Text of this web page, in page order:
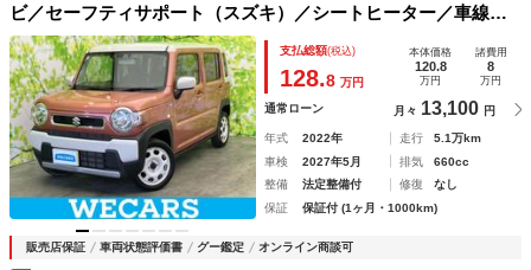
ビ／セーフティサポート（スズキ）／シートヒーター／車線逸
脱防止支援システム／Ｂｌｕｅｔｏｏｔｈ接続／ＥＢＤ付ＡＢ
Ｓ／横滑り防止装置／アイドリングストップ／バックモニター
支払総額(税込)
128.8 万円
本体価格
120.8
万円
諸費用
8
万円
通常ローン 月々 13,100 円
年式 2022年 走行
5.1万km
車検
2027年5月 排気
660cc
整備
法定整備付 修復
なし
保証
保証付 (1ヶ月・1000km)
販売店保証 車両状態評価書 グー鑑定 オンライン商談可